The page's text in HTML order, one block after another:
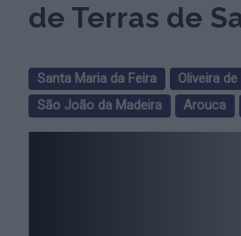
de Terras de
Santa Maria da Feira Oliveira
São João da Madeira
Arouca